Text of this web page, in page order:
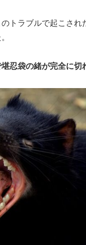
トラブルで起こされ
忍袋の緒が完全に切